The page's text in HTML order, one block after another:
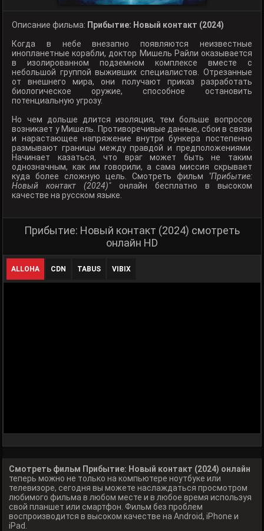
Описание фильма: Прибытие: Новый контакт (2024)
Когда в небе внезапно появляются неизвестные
инопланетные корабли, доктор Мишель Райли оказывается
в изолированном подземном комплексе вместе с
небольшой группой выживших специалистов. Отрезанные
от внешнего мира, они получают приказ разработать
биологическое оружие, способное остановить
потенциальную угрозу.
Но чем дольше длится изоляция, тем больше вопросов
возникает у Мишель. Противоречивые данные, сбои в связи
и нарастающее напряжение внутри бункера постепенно
размывают границы между правдой и предположениями.
Начинает казаться, что враг может быть не таким
однозначным, как им говорили, а сама миссия скрывает
куда более сложную цель. Смотреть фильм "Прибытие:
Новый контакт (2024)"онлайн бесплатно в высоком
качестве на русском языке.
Прибытие: Новый контакт (2024) смотреть
онлайн HD
ALLOHA CDN TABUS VIBIX
Смотреть фильм Прибытие: Новый контакт (2024) онлайн
теперь можно не только на компьютере ноутбуке или
телевизоре, сегодня вы можете наслаждаться просмотром
любимого фильма в любом месте и в любое время используя
свой планшет или смартфон. Фильм без проблем
воспроизводится в высоком качестве на Android, iPhone и
iPad.